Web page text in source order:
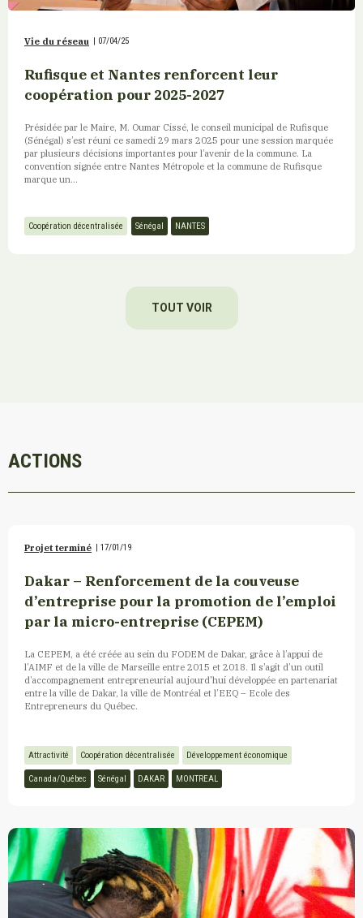
Vie du réseau | 07/04/25
Rufisque et Nantes renforcent leur
coopération pour 2025-2027
Présidée par le Maire, M. Oumar Cissé, le conseil municipal de Rufisque
(Sénégal) s’est réuni ce samedi 29 mars 2025 pour une session marquée
par plusieurs décisions importantes pour l’avenir de la commune. La
convention signée entre Nantes Métropole et la commune de Rufisque
marque un...
Coopération décentralisée Sénégal NANTES
TOUT VOIR
ACTIONS
Projet terminé 17/01/19
Dakar – Renforcement de la couveuse
d’entreprise pour la promotion de l’emploi
par la micro-entreprise (CEPEM)
La CEPEM, a été créée au sein du FODEM de Dakar, grâce à l’appui de
l’AIMF et de la ville de Marseille entre 2015 et 2018. Il s’agit d’un outil
d’accompagnement entrepreneurial aujourd'hui développée en partenariat
entre la ville de Dakar, la ville de Montréal et l’EEQ – Ecole des
Entrepreneurs du Québec.
Attractivité Coopération décentralisée Développement économique
Canada/Québec Sénégal DAKAR MONTREAL